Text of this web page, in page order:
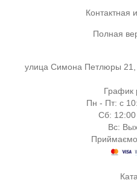
Контактная
Полная
улица Симона Петлюры 21,
График
Пн - Пт: с
Сб:
Вс: